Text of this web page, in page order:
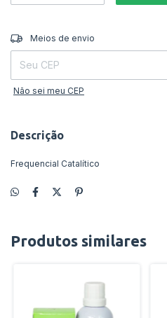
Entregas para o CEP:
Meios de envio
Não sei meu CEP
Descrição
Frequencial Catalítico
Produtos similares